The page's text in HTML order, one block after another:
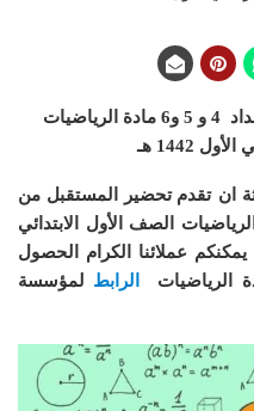
تحضير المستقبل من عين تكوين الأعداد 4 و 5 و6 مادة الرياضيات
1442 هـ
ان تقدم تحضير المستقبل من
4 و 5 و6 مادة الرياضيات الصف الأول الابتدائي
يمكنكم عملائنا الكرام الحصول
الرياضيات
الرابط لمؤسسة